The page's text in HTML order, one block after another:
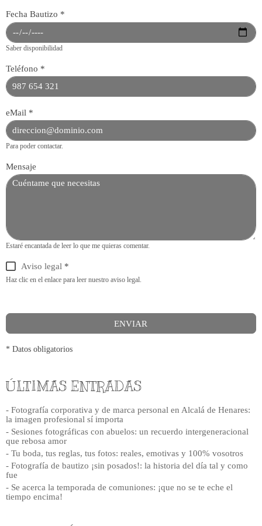
Fecha Bautizo *
Saber disponibilidad
Teléfono *
eMail *
Para poder contactar.
Mensaje
Estaré encantada de leer lo que me quieras comentar.
Aviso legal *
Haz clic en el enlace para leer nuestro aviso legal.
ENVIAR
* Datos obligatorios
ÚLTIMAS ENTRADAS
- Fotografía corporativa y de marca personal en Alcalá de Henares:
la imagen profesional sí importa
- Sesiones fotográficas con abuelos: un recuerdo intergeneracional
que rebosa amor
- Tu boda, tus reglas, tus fotos: reales, emotivas y 100% vosotros
- Fotografía de bautizo ¡sin posados!: la historia del día tal y como
fue
- Se acerca la temporada de comuniones: ¡que no se te eche el
tiempo encima!